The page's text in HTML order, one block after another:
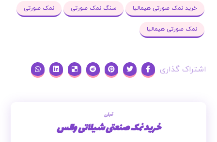
خرید نمک صورتی هیمالیا سنگ نمک صورتی نمک صورتی
نمک صورتی هیمالیا
قبلی
خرید نمک صنعتی شیلاتی والس